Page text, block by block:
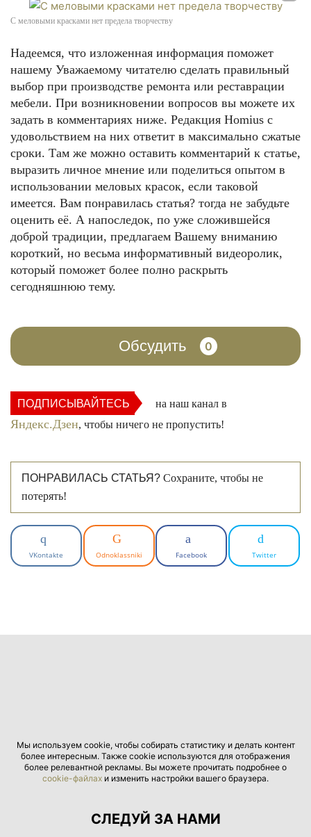
С меловыми красками нет предела творчеству
Надеемся, что изложенная информация поможет
нашему Уважаемому читателю сделать правильный
выбор при производстве ремонта или реставрации
мебели. При возникновении вопросов вы можете их
задать в комментариях ниже. Редакция Homius с
удовольствием на них ответит в максимально сжатые
сроки. Там же можно оставить комментарий к статье,
выразить личное мнение или поделиться опытом в
использовании меловых красок, если таковой
имеется. Вам понравилась статья? тогда не забудьте
оценить её. А напоследок, по уже сложившейся
доброй традиции, предлагаем Вашему вниманию
короткий, но весьма информативный видеоролик,
который поможет более полно раскрыть
сегодняшнюю тему.
Обсудить 0
ПОДПИСЫВАЙТЕСЬ на наш канал в
Яндекс.Дзен, чтобы ничего не пропустить!
ПОНРАВИЛАСЬ СТАТЬЯ? Сохраните, чтобы не
потерять!
VKontakte Odnoklassniki Facebook Twitter
Мы используем cookie, чтобы собирать статистику и делать контент
более интересным. Также cookie используются для отображения
более релевантной рекламы. Вы можете прочитать подробнее о
cookie-файлах и изменить настройки вашего браузера.
СЛЕДУЙ ЗА НАМИ